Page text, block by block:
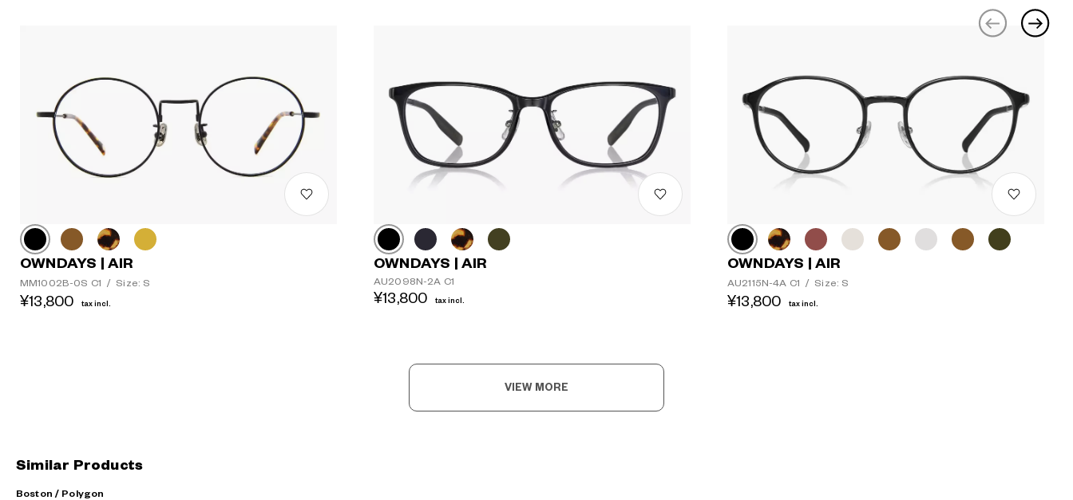
OWNDAYS | AIR
MM1002B-0S C1 / Size: S
¥13,800 tax incl.
OWNDAYS | AIR
AU2098N-2A C1
¥13,800 tax incl.
OWNDAYS | AIR
AU2115N-4A C1 / Size: S
¥13,800 tax incl.
VIEW MORE
Similar Products
Boston / Polygon